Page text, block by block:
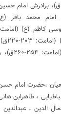
[۲] حضرت فاطمه (س) دختر پیامبر(ص) ؛ امام‌ حسن‌ (ع‌) فرزندحضرت‌ علی‌ (امامت‌: ۴۰-۵۰ق‌)، برادرش‌
(ع‌) (امامت‌:۶۱ -۹۴ق‌)، فرزندش‌ امام‌ محمد
۱۱۴- ۱۴۸ق‌)، فرزندش‌ امام‌ موسی‌ کاظم‌ (ع‌)
۱۴۸-۱۸۳ق‌)، فرزندش‌ امام‌ رضا (ع‌) (امامت‌: ۱۸۳-۲۰۳ق‌)، فرزندش‌
فرزندش‌ امام‌ علی‌ النقی‌ (ع‌) (امامت‌: ۲۲۰-۲۵۴ق‌)، فرزندش‌ امام‌ حسن‌ عسکری
،حضرت امام
، طاهرابن
الدین ، عبدالدین